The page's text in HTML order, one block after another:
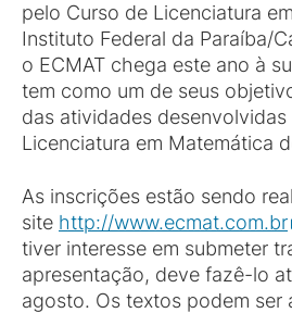
pelo Curso de Licenciatura
Instituto Federal da Paraíba/
o ECMAT chega este ano à
tem como um de seus
das atividades
Licenciatura em Matemática
As inscrições estão sendo
site http://www.ecmat.com.br
tiver interesse em submeter
apresentação, deve fazê-lo
agosto. Os textos podem ser